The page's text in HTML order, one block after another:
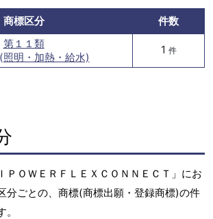
商標区分
件数
第１１類
明・加熱・給水)
1 件
ＰＯＷＥＲＦＬＥＸＣＯＮＮＥＣＴ」にお
分ごとの、商標(商標出願・登録商標)の件